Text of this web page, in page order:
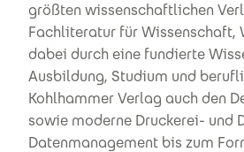
größten wissenschaftlichen
Fachliteratur für Wissenschaft,
dabei durch eine fundierte
Ausbildung, Studium und
Kohlhammer Verlag auch den
sowie moderne Druckerei- und
Datenmanagement bis zum